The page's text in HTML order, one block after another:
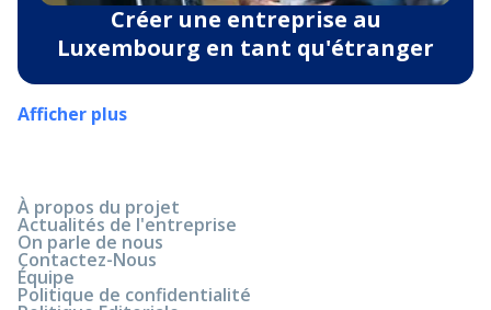
Créer une entreprise au
Luxembourg en tant qu'étranger
Afficher plus
À propos du projet
Actualités de l'entreprise
On parle de nous
Contactez-Nous
Équipe
Politique de confidentialité